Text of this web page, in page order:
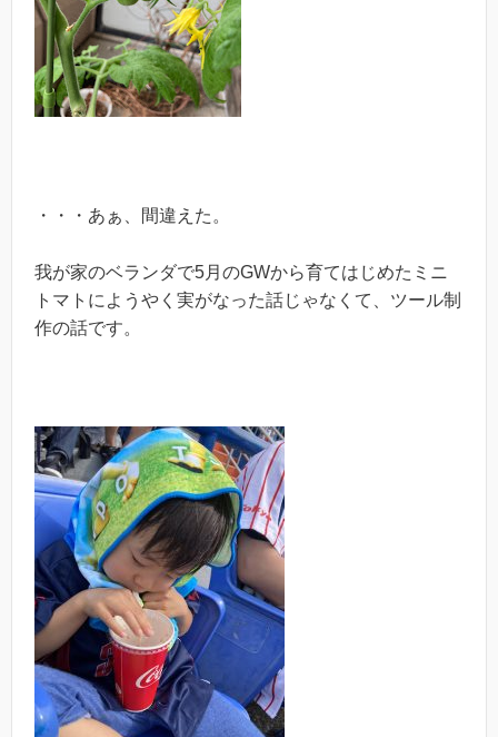
・・・あぁ、間違えた。
我が家のベランダで5月のGWから育てはじめたミニ
トマトにようやく実がなった話じゃなくて、ツール制
作の話です。